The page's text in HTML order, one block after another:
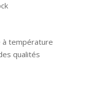
à température
qualités